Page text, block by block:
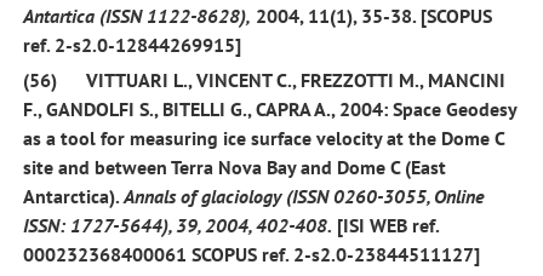
Antartica (ISSN 1122-8628), 2004, 11(1),35-38. [SCOPUS
ref. 2-s2.0-12844269915]
(56)
VITTUARI L., VINCENT C., FREZZOTTI M., MANCINI
F.,GANDOLFI S.,BITELLI G., CAPRA A., 2004: Space Geodesy
as a tool for measuring ice surface velocity at the Dome C
site and between Terra Nova Bay and Dome C (East
Antarctica).Annals of glaciology (ISSN 0260-3055, Online
ISSN: 1727-5644), 39, 2004, 402-408. [ISI WEB ref.
000232368400061 SCOPUS ref. 2-s2.0-23844511127]